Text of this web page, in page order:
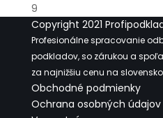
9
Copyright 2021
Profesionálne spracovanie
podkladov, so zárukou a
za najnižšiu cenu na
Obchodné podmienky
Ochrana osobných údajov